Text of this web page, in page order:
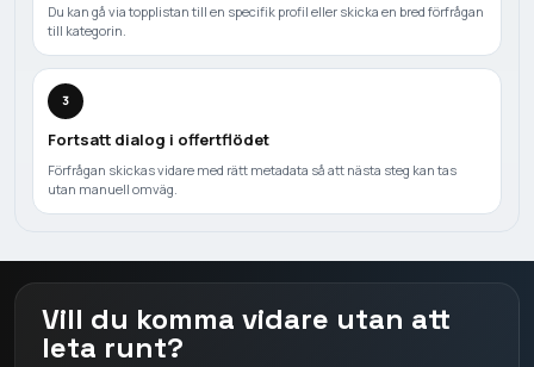
Du kan gå via topplistan till en specifik profil eller skicka en bred förfrågan
till kategorin.
3
Fortsatt dialog i offertflödet
Förfrågan skickas vidare med rätt metadata så att nästa steg kan tas
utan manuell omväg.
Vill du komma vidare utan att
leta runt?